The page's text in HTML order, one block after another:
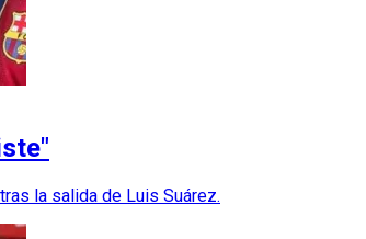
la salida de Luis Suárez.